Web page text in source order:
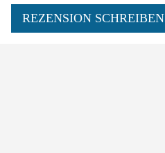
REZENSION SCHREIBEN